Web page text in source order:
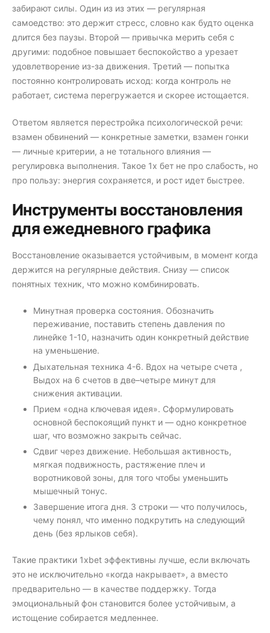
забирают силы. Один из из этих — регулярная
самоедство: это держит стресс, словно как будто оценка
длится без паузы. Второй — привычка мерить себя с
другими: подобное повышает беспокойство а урезает
удовлетворение из-за движения. Третий — попытка
постоянно контролировать исход: когда контроль не
работает, система перегружается и скорее истощается.
Ответом является перестройка психологической речи:
взамен обвинений — конкретные заметки, взамен гонки
— личные критерии, а не тотального влияния —
регулировка выполнения. Такое 1х бет не про слабость, но
про пользу: энергия сохраняется, и рост идет быстрее.
Инструменты восстановления
для ежедневного графика
Восстановление оказывается устойчивым, в момент когда
держится на регулярные действия. Снизу — список
понятных техник, что можно комбинировать.
Минутная проверка состояния. Обозначить
переживание, поставить степень давления по
линейке 1-10, назначить один конкретный действие
на уменьшение.
Дыхательная техника 4-6. Вдох на четыре счета ,
Выдох на 6 счетов в две–четыре минут для
снижения активации.
Прием «одна ключевая идея». Сформулировать
основной беспокоящий пункт и — одно конкретное
шаг, что возможно закрыть сейчас.
Сдвиг через движение. Небольшая активность,
мягкая подвижность, растяжение плеч и
воротниковой зоны, для того чтобы уменьшить
мышечный тонус.
Завершение итога дня. 3 строки — что получилось,
чему понял, что именно подкрутить на следующий
день (без ярлыков себя).
Такие практики 1xbet эффективны лучше, если включать
это не исключительно «когда накрывает», а вместо
предварительно — в качестве поддержку. Тогда
эмоциональный фон становится более устойчивым, а
истощение собирается медленнее.